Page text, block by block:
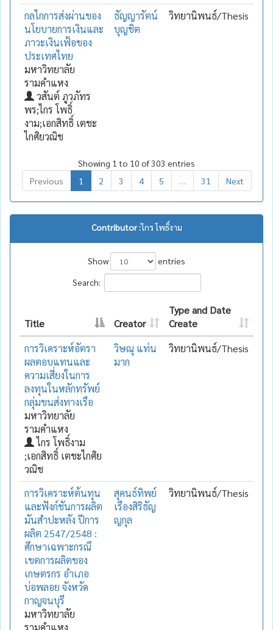
กลไกการส่งผ่านของ
นโยบายการเงินและ
ภาวะเงินเฟ้อของ
ประเทศไทย
มหาวิทยาลัย
รามคำแหง
วสันต์ ภูวภัทร
พร;ไกร โพธิ์
งาม;เอกสิทธิ์ เตชะ
ไกศิยวณิช
ธัญญารัตน์
บุญชิต
วิทยานิพนธ์/Thesis
Showing 1 to 10 of 303 entries
Previous
1 2 3 4 5 31 Next
Contributor :ไกร โพธิ์งาม
Show
entries
Search:
Title Creator
Type and Date
Create
การวิเคราะห์อัตรา
ผลตอบแทนและ
ความเสี่ยงในการ
ลงทุนในหลักทรัพย์
กลุ่มขนส่งทางเรือ
มหาวิทยาลัย
รามคำแหง
ไกร โพธิ์งาม
;เอกสิทธิ์ เตชะไกศิย
วณิช
วิษณุ แท่น
มาก
วิทยานิพนธ์/Thesis
การวิเคราะห์ต้นทุน
และฟังก์ชันการผลิต
มันสำปะหลัง ปีการ
ผลิต 2547/2548 :
ศึกษาเฉพาะกรณึ
เขตการผลิตของ
เกษตรกร อำเภอ
บ่อพลอย จังหวัด
กาญจนบุรี
มหาวิทยาลัย
รามคำแหง
สุคนธ์ทิพย์
เรืองสิริธัญ
ญกุล
วิทยานิพนธ์/Thesis